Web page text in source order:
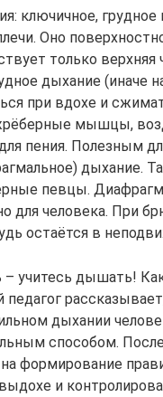
ключичное,
Оно
только верхняя
дыхание
при вдохе и
мышцы,
пения. Полезным
дыхание.
певцы.
для человека. При
остаётся в
учитесь дышать!
педагог
дыхании
способом.
формирование
и